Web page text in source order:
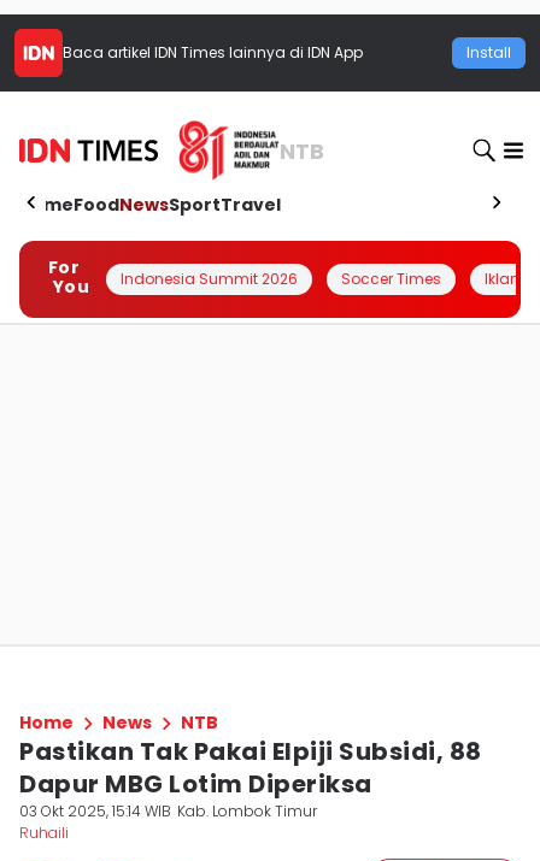
Baca artikel IDN Times lainnya di IDN App Install
NTB
HomeFoodNewsSportTravel
For
You
Indonesia Summit 2026 Soccer Times Iklanin
Home News NTB
Pastikan Tak Pakai Elpiji Subsidi, 88
Dapur MBG Lotim Diperiksa
03 Okt 2025, 15:14 WIB Kab. Lombok Timur
Ruhaili